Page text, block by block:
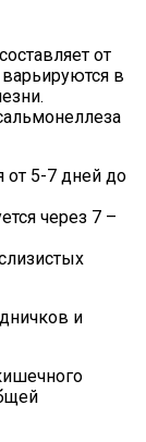
от
в
от 5-7 дней до
через 7 –
и